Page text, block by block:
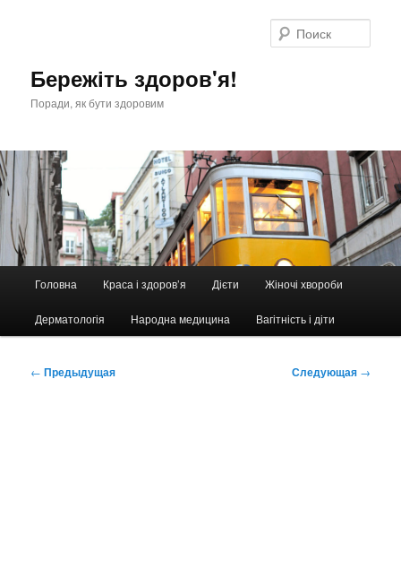
Бережіть здоров'я!
Поради, як бути здоровим
Головна Краса і здоров’я Дієти Жіночі хвороби
Дерматологія Народна медицина Вагітність і діти
Навигация
← Предыдущая Следующая →